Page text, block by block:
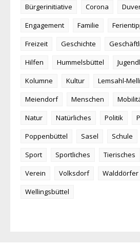
Bürgerinitiative
Corona
Engagement
Familie
Freizeit
Geschichte
Hilfen
Hummelsbüttel
Kolumne
Kultur
Lemsahl-
Meiendorf
Menschen
Natur
Natürliches Politik
Poppenbüttel
Sasel Schule
Sport
Sportliches Tierisches
Verein
Volksdorf Walddörfer
Wellingsbüttel